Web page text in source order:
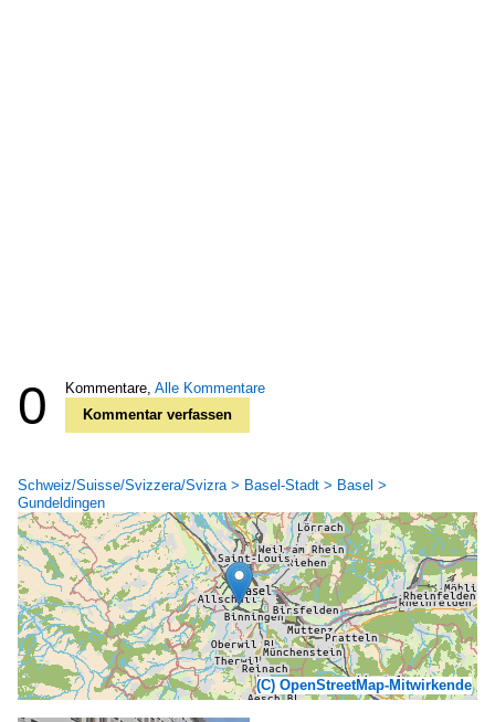
0 Kommentare, Alle Kommentare
Kommentar verfassen
Schweiz/Suisse/Svizzera/Svizra > Basel-Stadt > Basel >
Gundeldingen
(C) OpenStreetMap-Mitwirkende